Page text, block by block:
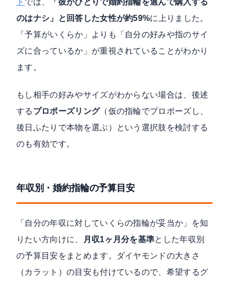
ト では、
「彼がひとりで婚約指輪を選んで購入する
のはナシ」と回答した女性が約59%に上りました。
「予算がいくらか」よりも「自分の好みや指のサイ
ズに合っているか」が重視されていることがわかり
ます。
もし相手の好みやサイズがわからない場合は、後述
する プロポーズリング（仮の指輪でプロポーズし、
後日ふたりで本物を選ぶ）という選択肢を検討する
のも有効です。
年収別・婚約指輪の予算目安
「自分の年収に対していくらの指輪が妥当か」を知
りたい方向けに、
月収1ヶ月分を基準とした年収別
の予算目安をまとめます。ダイヤモンドの大きさ
（カラット）の目安も付けているので、希望するグ